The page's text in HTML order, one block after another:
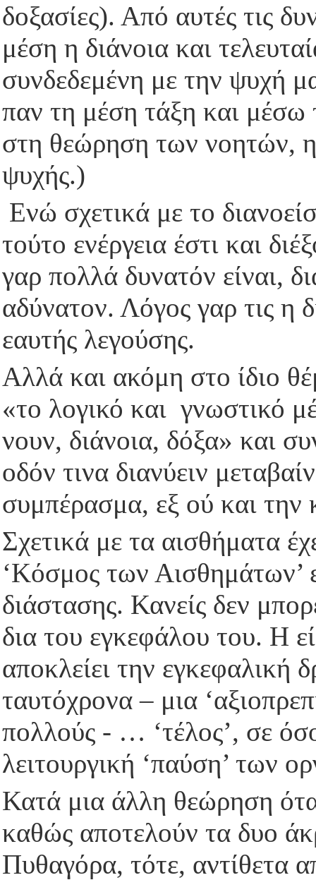
δοξασίες). Από αυτές τις
μέση η διάνοια και
συνδεδεμένη με την ψυχή
παν τη μέση τάξη και μέσω
στη θεώρηση των νοητών, η
ψυχής.)
Ενώ σχετικά με το
τούτο ενέργεια έστι και
γαρ πολλά δυνατόν είναι,
αδύνατον. Λόγος γαρ τις η
εαυτής λεγούσης.
Αλλά και ακόμη στο ίδιο
«το λογικό και γνωστικό
νουν, διάνοια, δόξα» και
οδόν τινα διανύειν
συμπέρασμα, εξ ού και την
Σχετικά με τα αισθήματα
‘Κόσμος των Αισθημάτων’
διάστασης. Κανείς δεν
δια του εγκεφάλου του. Η
αποκλείει την εγκεφαλική
ταυτόχρονα – μια
πολλούς - … ‘τέλος’, σε
λειτουργική ‘παύση’ των
Κατά μια άλλη θεώρηση
καθώς αποτελούν τα δυο
Πυθαγόρα, τότε, αντίθετα